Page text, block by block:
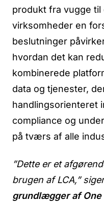
produkt fra vugge til
virksomheder en
beslutninger
hvordan det kan
kombinerede
data og tjenester,
handlingsorienteret
compliance og
på tværs af alle
”Dette er et
brugen af LCA,”
grundlægger af One